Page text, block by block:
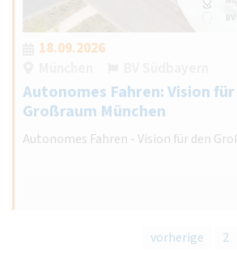
18.09.2026
Autonomes Fahren: Vision
Großraum München
Autonomes Fahren - Vision für den
vorherige 2